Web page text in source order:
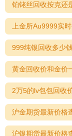
铂铑丝回收按克还
上金所Au9999实
999纯银回收多少
黄金回收价和金价
2万5的lv包包回收
沪金期货最新价格
沪银期货最新价格